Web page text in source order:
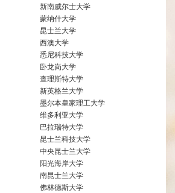
新南威尔士大学
蒙纳什大学
昆士兰大学
西澳大学
悉尼科技大学
卧龙岗大学
查理斯特大学
新英格兰大学
墨尔本皇家理工大学
维多利亚大学
巴拉瑞特大学
昆士兰科技大学
中央昆士兰大学
阳光海岸大学
南昆士兰大学
佛林德斯大学